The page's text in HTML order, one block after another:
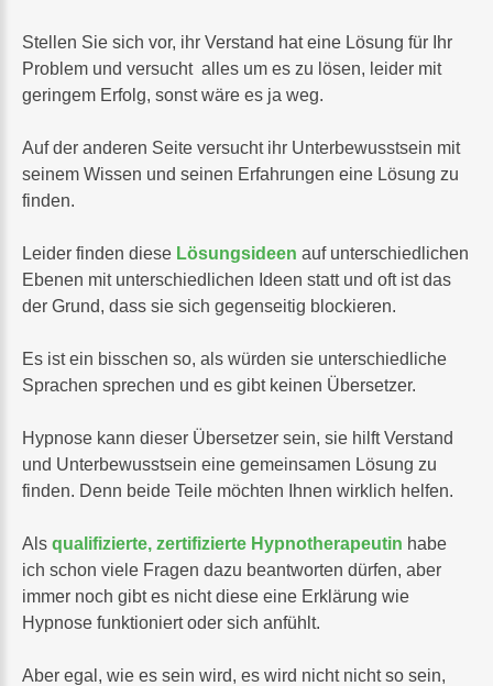
Stellen Sie sich vor, ihr Verstand hat eine Lösung für Ihr
Problem und versucht alles um es zu lösen, leider mit
geringem Erfolg, sonst wäre es ja weg.
Auf der anderen Seite versucht ihr Unterbewusstsein mit
seinem Wissen und seinen Erfahrungen eine Lösung zu
finden.
Leider finden diese Lösungsideen auf unterschiedlichen
Ebenen mit unterschiedlichen Ideen statt und oft ist das
der Grund, dass sie sich gegenseitig blockieren.
Es ist ein bisschen so, als würden sie unterschiedliche
Sprachen sprechen und es gibt keinen Übersetzer.
Hypnose kann dieser Übersetzer sein, sie hilft Verstand
und Unterbewusstsein eine gemeinsamen Lösung zu
finden. Denn beide Teile möchten Ihnen wirklich helfen.
Als qualifizierte, zertifizierte Hypnotherapeutin habe
ich schon viele Fragen dazu beantworten dürfen, aber
immer noch gibt es nicht diese eine Erklärung wie
Hypnose funktioniert oder sich anfühlt.
Aber egal, wie es sein wird, es wird nicht nicht so sein,